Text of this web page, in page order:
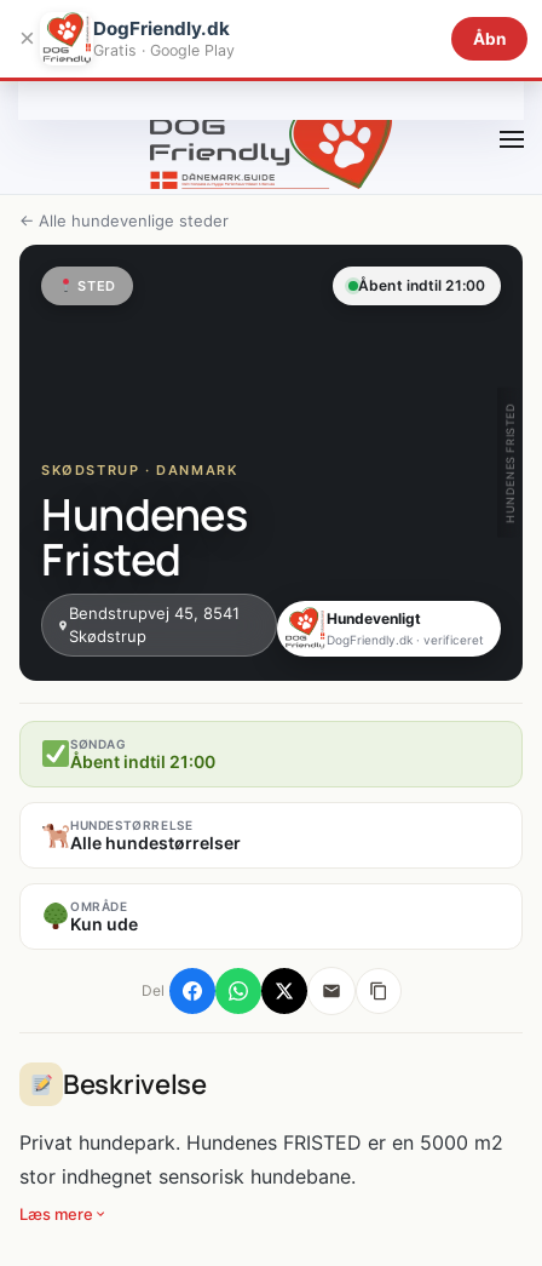
Gå til hovedindhold
× DogFriendly.dk
Gratis · Google Play
Åbn
← Alle hundevenlige steder
STED Åbent indtil 21:00
SKØDSTRUP · DANMARK
Hundenes
Fristed
Bendstrupvej 45, 8541
Skødstrup
Hundevenligt
DogFriendly.dk · verificeret
HUNDENES FRISTED
SØNDAG
Åbent indtil 21:00
HUNDESTØRRELSE
Alle hundestørrelser
OMRÅDE
Kun ude
Del
Beskrivelse
Privat hundepark. Hundenes FRISTED er en 5000 m2
stor indhegnet sensorisk hundebane.
Læs mere